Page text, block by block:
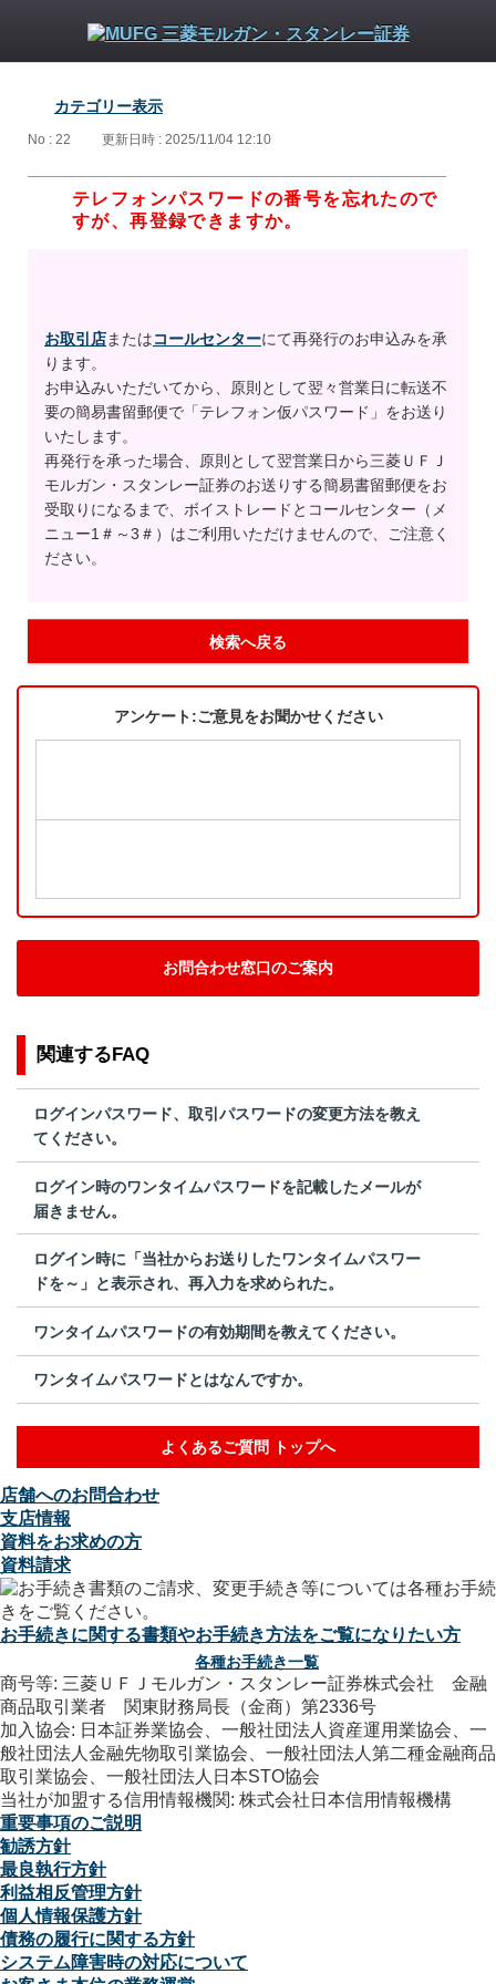
カテゴリー表示
No : 22 更新日時 : 2025/11/04 12:10
テレフォンパスワードの番号を忘れたので
すが、再登録できますか。
お取引店またはコールセンターにて再発行のお申込みを承
ります。
お申込みいただいてから、原則として翌々営業日に転送不
要の簡易書留郵便で「テレフォン仮パスワード」をお送り
いたします。
再発行を承った場合、原則として翌営業日から三菱ＵＦＪ
モルガン・スタンレー証券のお送りする簡易書留郵便をお
受取りになるまで、ボイストレードとコールセンター（メ
ニュー1＃～3＃）はご利用いただけませんので、ご注意く
ださい。
検索へ戻る
アンケート:ご意見をお聞かせください
お問合わせ窓口のご案内
関連するFAQ
ログインパスワード、取引パスワードの変更方法を教え
てください。
ログイン時のワンタイムパスワードを記載したメールが
届きません。
ログイン時に「当社からお送りしたワンタイムパスワー
ドを～」と表示され、再入力を求められた。
ワンタイムパスワードの有効期間を教えてください。
ワンタイムパスワードとはなんですか。
よくあるご質問 トップへ
店舗へのお問合わせ
支店情報
資料をお求めの方
資料請求
お手続きに関する書類やお手続き方法をご覧になりたい方
各種お手続き一覧
商号等: 三菱ＵＦＪモルガン・スタンレー証券株式会社 金融
商品取引業者 関東財務局長（金商）第2336号
加入協会: 日本証券業協会、一般社団法人資産運用業協会、一
般社団法人金融先物取引業協会、一般社団法人第二種金融商品
取引業協会、一般社団法人日本STO協会
当社が加盟する信用情報機関: 株式会社日本信用情報機構
重要事項のご説明
勧誘方針
最良執行方針
利益相反管理方針
個人情報保護方針
債務の履行に関する方針
システム障害時の対応について